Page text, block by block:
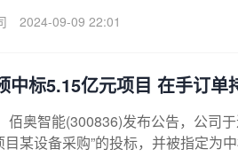
2024-09-09 22:01
中标5.15亿元项目 在手订单
佰奥智能(300836)发布公告，公司
某设备采购”的投标，并被指定为